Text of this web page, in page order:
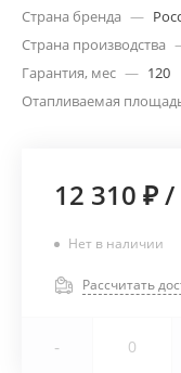
Страна бренда —
Страна производства
Гарантия, мес — 120
Отапливаемая
12 310 ₽/
Нет в наличии
Рассчитать
-